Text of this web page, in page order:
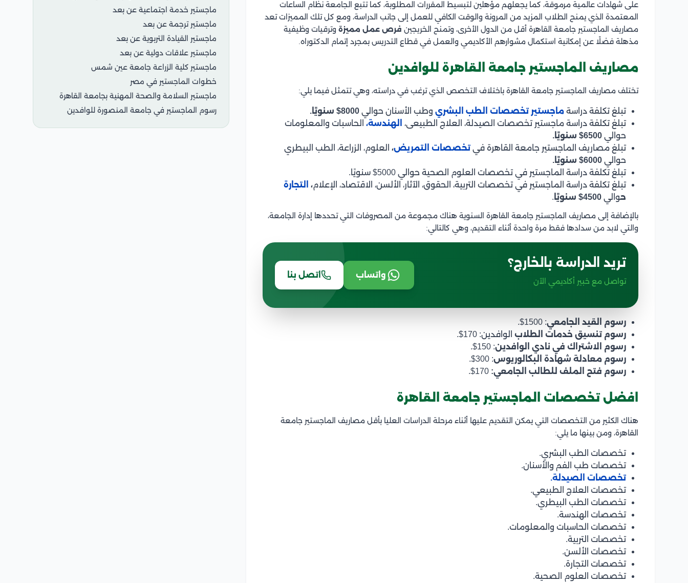
على شهادات عالمية مرموقة، كما يجعلهم مؤهلين لتبسيط المقررات المطلوبة، كما تتبع الجامعة نظام الساعات
المعتمدة الذي يمنح الطلاب المزيد من المرونة والوقت الكافي للعمل إلى جانب الدراسة، ومع كل تلك المميزات تعد
مصاريف الماجستير جامعة القاهرة أقل من الدول الأخرى، وتمنح الخريجين فرص عمل مميزة وترقيات وظيفية
مذهلة فضلًا عن إمكانية استكمال مشوارهم الأكاديمي والعمل في قطاع التدريس بمجرد إتمام الدكتوراه.
مصاريف الماجستير جامعة القاهرة للوافدين
تختلف مصاريف الماجستير جامعة القاهرة باختلاف التخصص الذي ترغب في دراسته، وهي تتمثل فيما يلي:
تبلغ تكلفة دراسة ماجستير تخصصات الطب البشري وطب الأسنان حوالي
تبلغ تكلفة دراسة ماجستير تخصصات الصيدلة، العلاج الطبيعى، الهندسة، الحاسبات والمعلومات
حوالي 6500$ سنويًا.
تبلغ مصاريف الماجستير جامعة القاهرة فيتخصصات التمريض، العلوم، الزراعة، الطب البيطري
حوالي 6000$ سنويًا.
تبلغ تكلفة دراسة الماجستير في تخصصات العلوم الصحية حوالي 5000$ سنويًا.
تبلغ تكلفة دراسة الماجستير في تخصصات التربية، الحقوق، الآثار، الألسن، الاقتصاد، الإعلام،
التجارة
حوالي 4500$ سنويًا .
بالإضافة إلى مصاريف الماجستير جامعة القاهرة السنوية هناك مجموعة من المصروفات التي تحددها إدارة الجامعة،
والتي لابد من سدادها فقط مرة واحدة أثناء التقديم، وهي كالتالي:
تريد الدراسة بالخارج؟
تواصل مع خبير أكاديمي الآن
واتساب اتصل بنا
رسوم القيد الجامعي: 1500$.
رسوم تنسيق خدمات الطلاب الوافدين: 170$.
رسوم الاشتراك في نادي الوافدين: 150$.
رسوم معادلة شهادة البكالوريوس: 300$.
رسوم فتح الملف للطالب الجامعي:
افضل تخصصات الماجستير جامعة القاهرة
هناك الكثير من التخصصات التي يمكن التقديم عليها أثناء مرحلة الدراسات العليا بأقل مصاريف الماجستير جامعة
القاهرة، ومن بينها ما يلي:
تخصصات الطب البشري.
تخصصات طب الفم والأسنان.
تخصصات الصيدلة.
تخصصات العلاج الطبيعي.
تخصصات الطب البيطري.
تخصصات الهندسة.
تخصصات الحاسبات والمعلومات.
تخصصات التربية.
تخصصات الألسن.
تخصصات التجارة.
تخصصات العلوم الصحية.
ماجستير خدمة اجتماعية عن بعد
ماجستير ترجمة عن بعد
ماجستير القيادة التربوية عن بعد
ماجستير علاقات دولية عن بعد
ماجستير كلية الزراعة جامعة عين شمس
خطوات الماجستير في مصر
ماجستير السلامة والصحة المهنية بجامعة القاهرة
رسوم الماجستير في جامعة المنصورة للوافدين